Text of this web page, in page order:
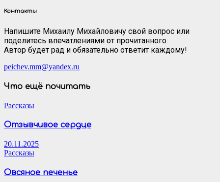
Контакты
Напишите Михаилу Михайловичу свой вопрос или
поделитесь впечатлениями от прочитанного.
Автор будет рад и обязательно ответит каждому!
peichev.mm@yandex.ru
Что ещё почитать
Рассказы
Отзывчивое сердце
20.11.2025
Рассказы
Овсяное печенье